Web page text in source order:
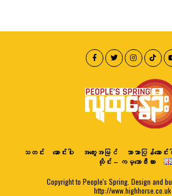
သတင်း ဆောင်းပါး အတွေးအမြင် ဘာသာပြန်ဆောင်းပ
ထိုင်း – ကမ္ဘောဒီးယား
Copyright to People's Spring. Design and
http://www.highhorse.co.uk